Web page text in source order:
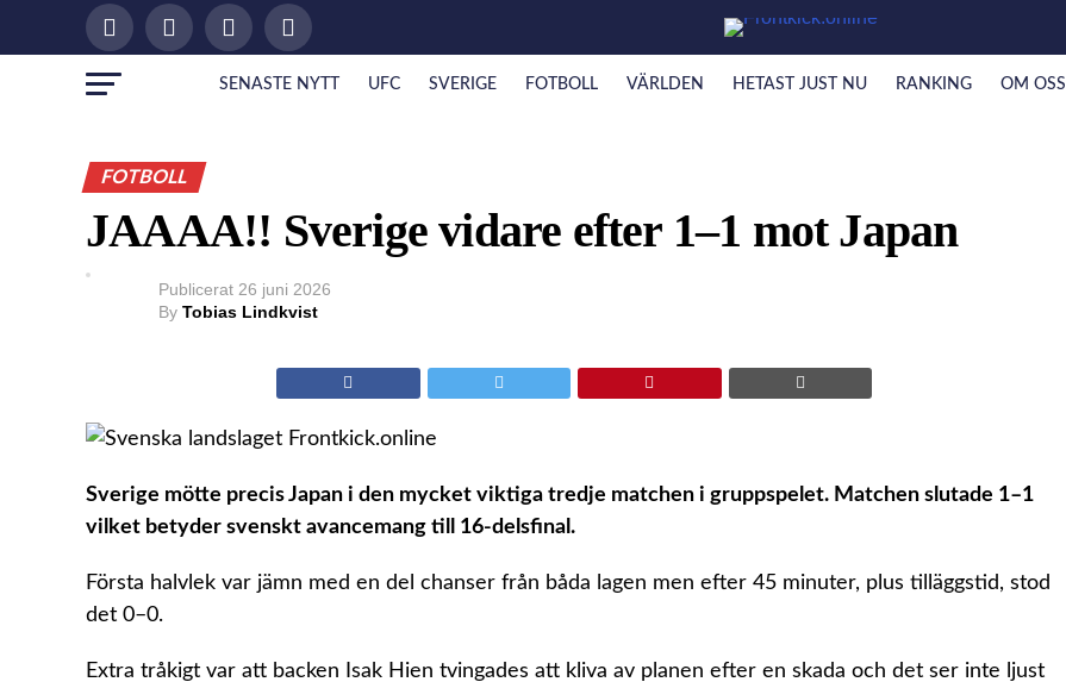
SENASTE NYTT UFC SVERIGE FOTBOLL VÄRLDEN HETAST JUST NU RANKING OM OSS
FOTBOLL
JAAAA!! Sverige vidare efter 1–1 mot Japan
Publicerat 26 juni 2026
By Tobias Lindkvist
Sverige mötte precis Japan i den mycket viktiga tredje matchen i gruppspelet. Matchen slutade 1–1
vilket betyder svenskt avancemang till 16-delsfinal.
Första halvlek var jämn med en del chanser från båda lagen men efter 45 minuter, plus tilläggstid, stod
det 0–0.
Extra tråkigt var att backen Isak Hien tvingades att kliva av planen efter en skada och det ser inte ljust